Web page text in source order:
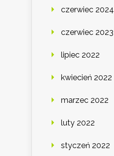
czerwiec 2024
czerwiec 2023
lipiec 2022
kwiecień 2022
marzec 2022
luty 2022
styczeń 2022